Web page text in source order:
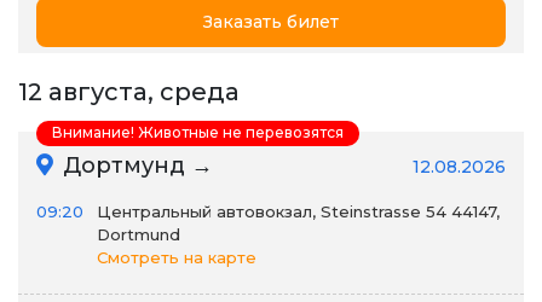
Заказать билет
12 августа, среда
Дортмунд → 12.08.2026
09:20
Центральный автовокзал, Steinstrasse 54 44147,
Dortmund
Смотреть на карте
Внимание! Животные не перевозятся